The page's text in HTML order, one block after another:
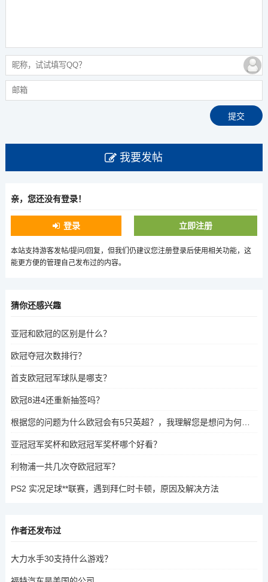
我要发帖
亲，您还没有登录！
登录 立即注册
本站支持游客发帖/提问/回复，但我们仍建议您注册登录后使用相关功能，这
能更方便的管理自己发布过的内容。
猜你还感兴趣
亚冠和欧冠的区别是什么？
欧冠夺冠次数排行？
首支欧冠冠军球队是哪支？
欧冠8进4还重新抽签吗？
根据您的问题为什么欧冠会有5只英超？，我理解您是想问为何欧洲冠军联赛（欧冠）会有五支球队赢得过英超（英格兰顶级足球联赛）冠军。如果是这样，可能是因为某些球队在不同赛季中赢得了英超冠军。例如，曼联、阿森纳、利物浦等球队在不同赛季中都曾夺得英超冠军。因此，欧冠的球队中可能有多支球队在英超中赢得过冠军。，如果您的问题是指某个特定球队在英超中赢得冠军五次，请提供更多信息以便我更好地回答。
亚冠冠军奖杯和欧冠冠军奖杯哪个好看？
利物浦一共几次夺欧冠冠军？
PS2 实况足球**联赛，遇到拜仁时卡顿，原因及解决方法
作者还发布过
大力水手30支持什么游戏？